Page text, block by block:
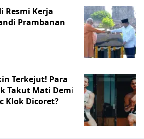
Resmi Kerja
Prambanan
Terkejut! Para
Takut Mati Demi
Klok Dicoret?